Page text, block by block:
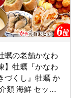
蠣の老舗かなわ
】牡蠣『かなわ
づくし』牡蠣 か
類 海鮮 セット